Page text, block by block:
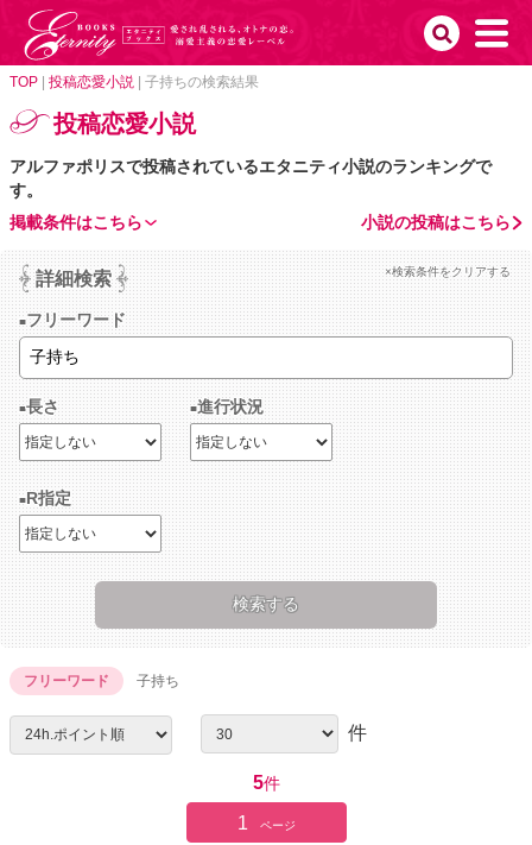
TOP 投稿恋愛小説 子持ちの検索結果
投稿恋愛小説
アルファポリスで投稿されているエタニティ小説のランキングで
す。
小説の投稿はこちら
掲載条件はこちら
詳細検索 ×検索条件をクリアする
フリーワード
長さ 進行状況
R指定
フリーワード 子持ち
件
5件
1 ページ